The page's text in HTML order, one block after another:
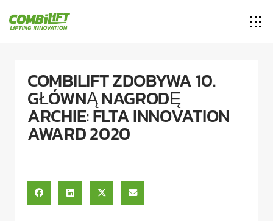
COMBILIFT ZDOBYWA 10.
GŁÓWNĄ NAGRODĘ
ARCHIE: FLTA INNOVATION
AWARD 2020